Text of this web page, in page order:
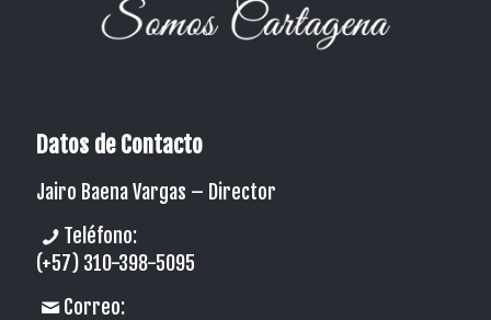
Datos de Contacto
Jairo Baena Vargas – Director
Teléfono:
(+57) 310-398-5095
Correo: